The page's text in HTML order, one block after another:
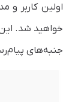
اولین کاربر و
خواهید شد. این
جنبه‌های